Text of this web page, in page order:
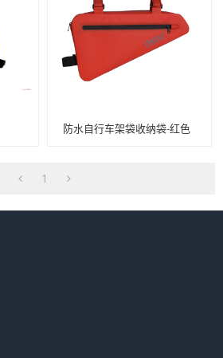
防水自行车架袋收纳袋-红色
1